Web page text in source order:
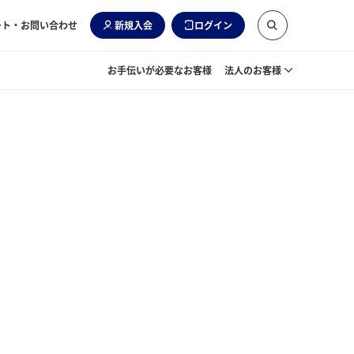
・お問い合わせ 新規入会 ログイン
お手伝いが必要なお客様 法人のお客様